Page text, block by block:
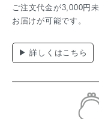
ご注文代金が3,000円
お届けが可能です。
▶ 詳しくはこちら